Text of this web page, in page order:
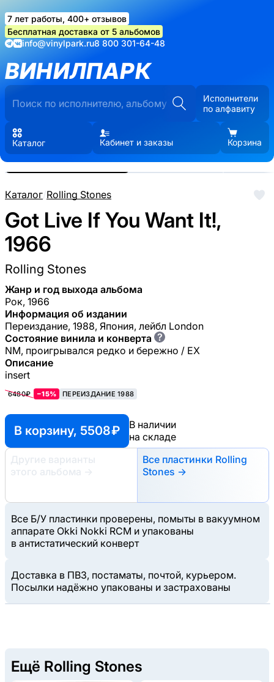
7 лет работы, 400+ отзывов
Бесплатная доставка от 5 альбомов
info@vinylpark.ru8 800 301-64-48
ВИНИЛПАРК
Исполнители
по алфавиту
Каталог Кабинет и заказы Корзина
Каталог/Rolling Stones
Got Live If You Want It!,
1966
Rolling Stones
Жанр и год выхода альбома
Рок, 1966
Информация об издании
Переиздание, 1988, Япония, лейбл London
Состояние винила и конверта ?
NM, проигрывался редко и бережно / EX
Описание
insert
6480₽ −15% ПЕРЕИЗДАНИЕ 1988
В корзину, 5508 ₽
В наличии
на складе
Другие варианты
этого альбома
→
Все пластинки Rolling
Stones →
Все Б/У пластинки проверены, помыты в вакуумном
аппарате Okki Nokki RCM и упакованы
в антистатический конверт
Доставка в ПВЗ, постаматы, почтой, курьером.
Посылки надёжно упакованы и застрахованы
Реальные фото пластинки.
Нажмите, чтобы увеличить
Ещё Rolling Stones